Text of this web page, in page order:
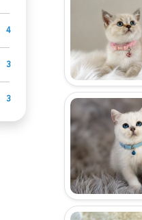
4
3
3